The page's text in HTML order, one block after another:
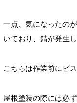
一点、気になったの
いており、錆が発生し
こちらは作業前にビ
屋根塗装の際には必